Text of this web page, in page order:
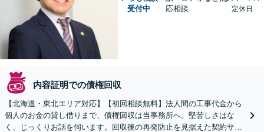
受付中
応相談
定休日
内容証明での債権回収
【北海道・東北エリア対応】【初回相談無料】法人間の工事代金から
個人のお金の貸し借りまで、債権回収は当事務所へ。堅苦しさはな
く、じっくりお話を伺います。回収後の再発防止を見据えた契約サポ